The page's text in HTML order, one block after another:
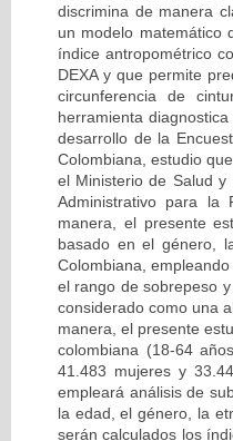
discrimina de manera
un modelo matemático
índice antropométrico
DEXA y que permite
circunferencia de
herramienta
desarrollo de la
Colombiana, estudio
el Ministerio de Salud y
Administrativo para la
manera, el presente
basado en el género,
Colombiana,
el rango de sobrepeso
considerado como una
manera, el presente
colombiana (18-64
41.483 mujeres y
empleará análisis de
la edad, el género, la
serán calculados los